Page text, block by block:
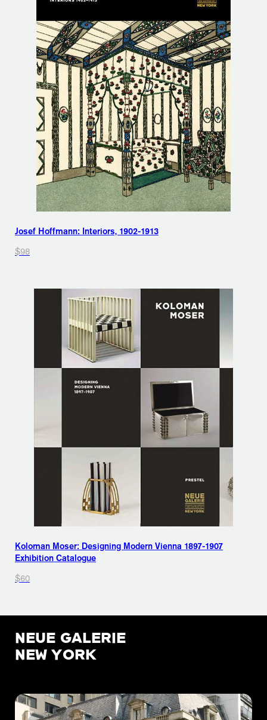
Josef Hoffmann: Interiors, 1902-1913
$98
Koloman Moser: Designing Modern Vienna 1897-1907
Exhibition Catalogue
$60
NEUE GALERIE
NEW YORK